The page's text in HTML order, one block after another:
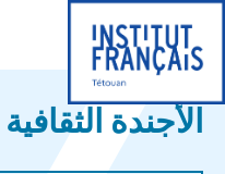
الأجندة الثقافية